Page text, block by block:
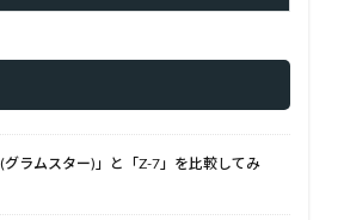
グラムスター)」と「Z-7」を比較してみ